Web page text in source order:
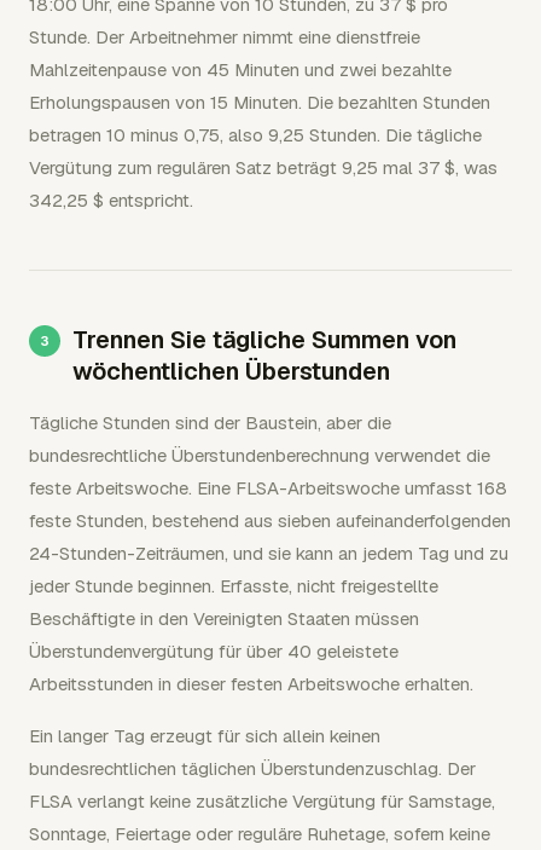
Stunde. Der Arbeitnehmer nimmt eine dienstfreie
Mahlzeitenpause von 45 Minuten und zwei bezahlte
Erholungspausen von 15 Minuten. Die bezahlten Stunden
betragen 10 minus 0,75, also 9,25 Stunden. Die tägliche
Vergütung zum regulären Satz beträgt 9,25 mal 37 $, was
342,25 $ entspricht.
Trennen Sie tägliche Summen von
wöchentlichen Überstunden
Tägliche Stunden sind der Baustein, aber die
bundesrechtliche Überstundenberechnung verwendet die
feste Arbeitswoche. Eine FLSA-Arbeitswoche umfasst 168
feste Stunden, bestehend aus sieben aufeinanderfolgenden
24-Stunden-Zeiträumen, und sie kann an jedem Tag und zu
jeder Stunde beginnen. Erfasste, nicht freigestellte
Beschäftigte in den Vereinigten Staaten müssen
Überstundenvergütung für über 40 geleistete
Arbeitsstunden in dieser festen Arbeitswoche erhalten.
Ein langer Tag erzeugt für sich allein keinen
bundesrechtlichen täglichen Überstundenzuschlag. Der
FLSA verlangt keine zusätzliche Vergütung für Samstage,
Sonntage, Feiertage oder reguläre Ruhetage, sofern keine